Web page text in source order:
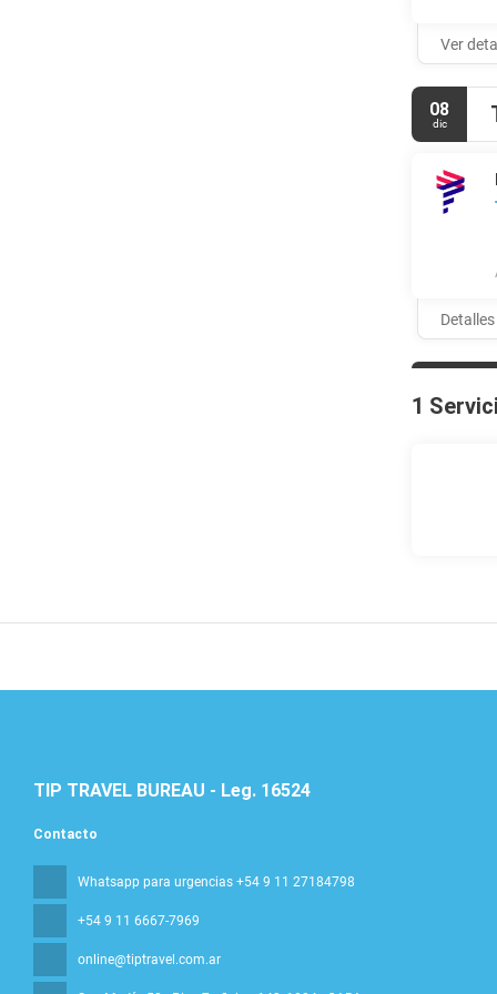
Ver
08
dic
Detalles
1
TIP TRAVEL BUREAU - Leg. 16524
Contacto
Whatsapp para urgencias +54 9 11 27184798
+54 9 11 6667-7969
online@tiptravel.com.ar